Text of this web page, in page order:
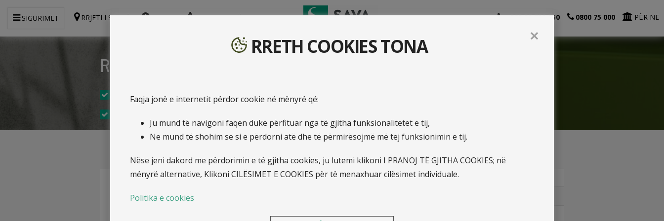
SIGURIMET RRJETI I SHITJËS ANKESA RAPORTO DËMIN +383 38 750 850 0800 75 000 PËR NE
Raportet Financiare
Raportet 3 mujore financiare
Raportet e Auditorit
Raporti i Auditorit të Pavarur 2023
✕
RRETH COOKIES TONA
Faqja jonë e internetit përdor cookie në mënyrë që:
Ju mund të navigoni faqen duke përfituar nga të gjitha funksionalitetet e tij,
Ne mund të shohim se si e përdorni atë dhe të përmirësojmë më tej funksionimin e tij.
Nëse jeni dakord me përdorimin e të gjitha cookies, ju lutemi klikoni I PRANOJ TË GJITHA COOKIES; në
mënyrë alternative, Klikoni CILËSIMET E COOKIES për të menaxhuar cilësimet individuale.
Politika e cookies